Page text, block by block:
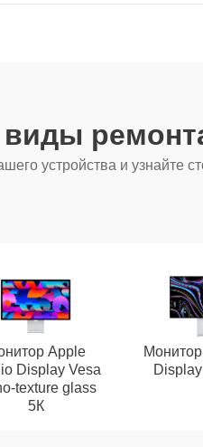
устройства и узнайте
Apple
Display Vesa
texture glass
5К